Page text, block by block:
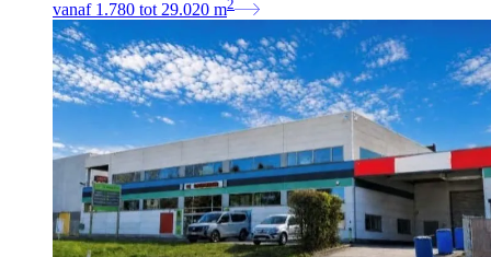
vanaf 1.780 tot 29.020 m